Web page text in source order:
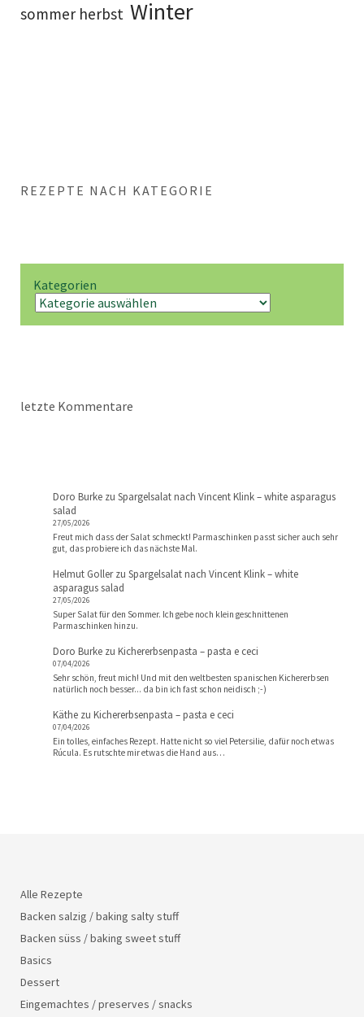
sommer herbst Winter
REZEPTE NACH KATEGORIE
Kategorien
letzte Kommentare
Doro Burke zu Spargelsalat nach Vincent Klink – white asparagus
salad
27/05/2026
Freut mich dass der Salat schmeckt! Parmaschinken passt sicher auch sehr
gut, das probiere ich das nächste Mal.
Helmut Gollerzu Spargelsalat nach Vincent Klink – white
asparagus salad
27/05/2026
Super Salat für den Sommer. Ich gebe noch klein geschnittenen
Parmaschinken hinzu.
Doro Burke zu Kichererbsenpasta – pasta e ceci
07/04/2026
Sehr schön, freut mich! Und mit den weltbesten spanischen Kichererbsen
natürlich noch besser... da bin ich fast schon neidisch ;-)
Käthe zu Kichererbsenpasta – pasta e ceci
07/04/2026
Ein tolles, einfaches Rezept. Hatte nicht so viel Petersilie, dafür noch etwas
Rúcula. Es rutschte mir etwas die Hand aus…
Alle Rezepte
Backen salzig / baking salty stuff
Backen süss / baking sweet stuff
Basics
Dessert
Eingemachtes / preserves / snacks